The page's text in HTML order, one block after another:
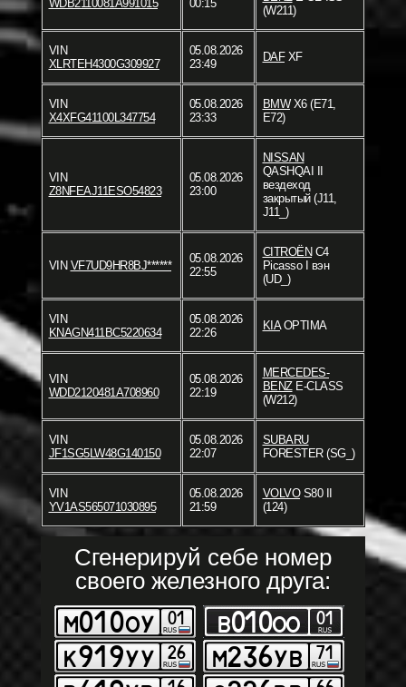
WDB2110081A991015
00:15
(W211)
VIN
XLRTEH4300G309927
05.08.2026
23:49
DAFXF
VIN
X4XFG41100L347754
05.08.2026
23:33
BMWX6 (E71,
E72)
VIN
Z8NFEAJ11ESO54823
05.08.2026
23:00
NISSAN
QASHQAI II
вездеход
закрытый (J11,
J11_)
VIN VF7UD9HR8BJ******
05.08.2026
22:55
CITROËN C4
Picasso I вэн
(UD_)
VIN
KNAGN411BC5220634
05.08.2026
22:26
KIAOPTIMA
VIN
WDD2120481A708960
05.08.2026
22:19
MERCEDES-
BENZE-CLASS
(W212)
VIN
JF1SG5LW48G140150
05.08.2026
22:07
SUBARU
FORESTER (SG_)
VIN
YV1AS565071030895
05.08.2026
21:59
VOLVOS80 II
(124)
Сгенерируй себе номер
своего железного друга: